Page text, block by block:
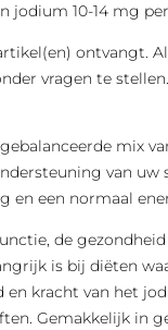
jodium 10-14 mg
ontvangt.
vragen te
mix
van
en een normaal
de
is bij diëten
kracht van het
Gemakkelijk in